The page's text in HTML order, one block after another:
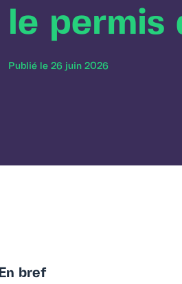
le permis
Publié le 26 juin 2026
En bref